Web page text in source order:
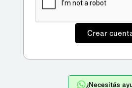
¿Necesitás